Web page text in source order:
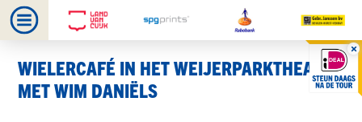
WIELERCAFÉ IN HET WEIJERPARKTHEATER
MET WIM DANIËLS